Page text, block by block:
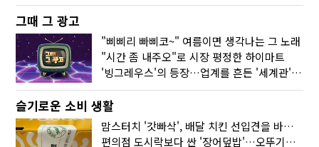
그때 그 광고
"삐삐리 빠삐코~" 여름이면 생각나는 그 노래
"시간 좀 내주오"로 시장 평정한 하이마트
'빙그레우스'의 등장…업계를 흔든 '세계관' 마케팅
슬기로운 소비 생활
맘스터치 '갓빠삭', 배달 치킨 선입견을 바꿨다
편의점 도시락보다 싼 '장어덮밥'…오뚜기가 해냈다